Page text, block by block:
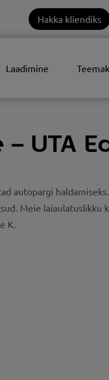
Hakka kliendiks
Laadimine
UTA
autopargi
Meie laiaulatuslikku
K.